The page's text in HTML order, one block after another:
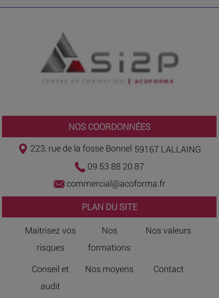
NOS COORDONNÉES
223, rue de la fosse Bonnel 59167 LALLAING
09 53 88 20 87
commercial@acoforma.fr
PLAN DU SITE
Maitrisez vos
risques
Nos
formations
Nos valeurs
Conseil et
audit
Nos moyens Contact